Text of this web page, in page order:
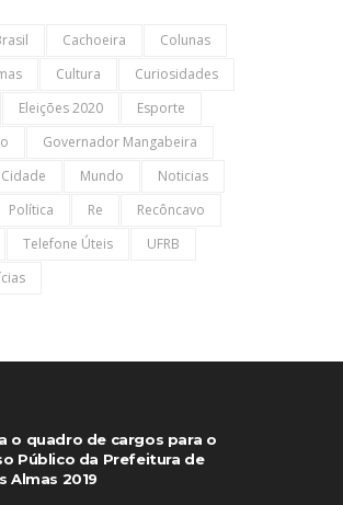
Cachoeira
Colunas
Cultura
Curiosidades
Eleições 2020
Esporte
Governador Mangabeira
Mundo
Noticias
Política Re
Recôncavo
Telefone Úteis
UFRB
o quadro de cargos para o
Público da Prefeitura de
Almas 2019